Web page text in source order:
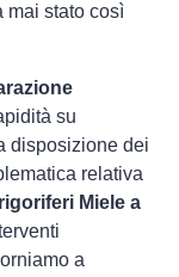
mai stato così
su
disposizione dei
relativa
Miele a
a